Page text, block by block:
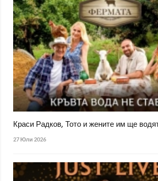
Краси Радков, Тото и жените им ще
27 Юли 2026